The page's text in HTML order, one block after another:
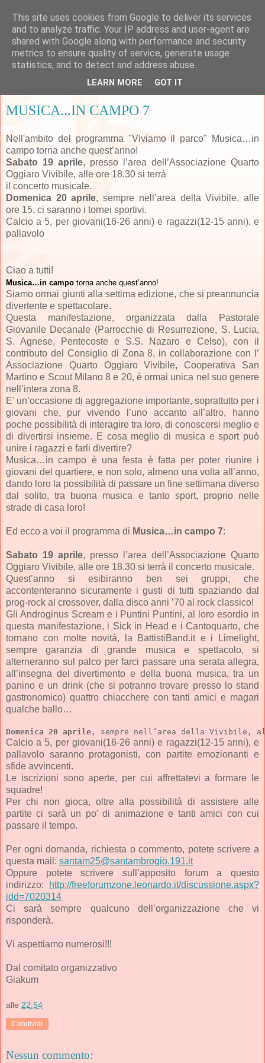
MUSICA...IN CAMPO 7
Nell'ambito del programma "Viviamo il parco" Musica…in
campo torna anche quest’anno!
Sabato 19 aprile, presso l’area dell’Associazione Quarto
Oggiaro Vivibile, alle ore 18.30 si terrà
il concerto musicale.
Domenica 20 aprile, sempre nell’area della Vivibile, alle
ore 15, ci saranno i tornei sportivi.
Calcio a 5, per giovani(16-26 anni) e ragazzi(12-15 anni), e
pallavolo
Ciao a tutti!
Musica…in campo torna anche quest’anno!
Siamo ormai giunti alla settima edizione, che si preannuncia
divertente e spettacolare.
Questa manifestazione, organizzata dalla Pastorale
Giovanile Decanale (Parrocchie di Resurrezione, S. Lucia,
S. Agnese, Pentecoste e S.S. Nazaro e Celso), con il
contributo del Consiglio di Zona 8, in collaborazione con l’
Associazione Quarto Oggiaro Vivibile, Cooperativa San
Martino e Scout Milano 8 e 20, è ormai unica nel suo genere
nell’intera zona 8.
E’ un’occasione di aggregazione importante, soprattutto per i
giovani che, pur vivendo l’uno accanto all’altro, hanno
poche possibilità di interagire tra loro, di conoscersi meglio e
di divertirsi insieme. E cosa meglio di musica e sport può
unire i ragazzi e farli divertire?
Musica…in campo è una festa è fatta per poter riunire i
giovani del quartiere, e non solo, almeno una volta all’anno,
dando loro la possibilità di passare un fine settimana diverso
dal solito, tra buona musica e tanto sport, proprio nelle
strade di casa loro!
Ed ecco a voi il programma di Musica…in campo 7:
Sabato 19 aprile, presso l’area dell’Associazione Quarto
Oggiaro Vivibile, alle ore 18.30 si terrà il concerto musicale.
Quest’anno si esibiranno ben sei gruppi, che
accontenteranno sicuramente i gusti di tutti spaziando dal
prog-rock al crossover, dalla disco anni ’70 al rock classico!
Gli Androginus Scream e i Puntini Puntini, al loro esordio in
questa manifestazione, i Sick in Head e i Cantoquarto, che
tornano con molte novità, la BattistiBand.it e i Limelight,
sempre garanzia di grande musica e spettacolo, si
alterneranno sul palco per farci passare una serata allegra,
all’insegna del divertimento e della buona musica, tra un
panino e un drink (che si potranno trovare presso lo stand
gastronomico) quattro chiacchere con tanti amici e magari
qualche ballo…
Domenica 20 aprile , sempre nell’area della Vivibile,
Calcio a 5, per giovani(16-26 anni) e ragazzi(12-15 anni), e
pallavolo saranno protagonisti, con partite emozionanti e
sfide avvincenti.
Le iscrizioni sono aperte, per cui affrettatevi a formare le
squadre!
Per chi non gioca, oltre alla possibilità di assistere alle
partite ci sarà un po’ di animazione e tanti amici con cui
passare il tempo.
Per ogni domanda, richiesta o commento, potete scrivere a
questa mail: santam25@santambrogio.191.it
Oppure potete scrivere sull’apposito forum a questo
indirizzo:
http://freeforumzone.leonardo.it/discussione.aspx?
idd=7020314
Ci sarà sempre qualcuno dell’organizzazione che vi
risponderà.
Vi aspettiamo numerosi!!!
Dal comitato organizzativo
Giakum
alle 22:54
Condividi
Nessun commento:
This site uses cookies from Google to deliver its services
and to analyze traffic. Your IP address and user-agent are
shared with Google along with performance and security
metrics to ensure quality of service, generate usage
statistics, and to detect and address abuse.
LEARN MORE GOT IT